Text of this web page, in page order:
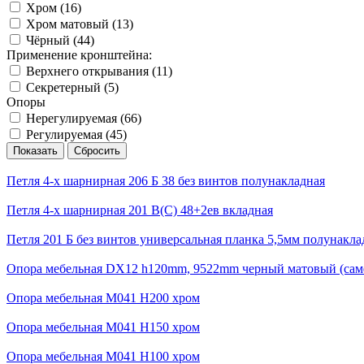
Хром (16)
Хром матовый (13)
Чёрный (44)
Применение кронштейна:
Верхнего открывания (11)
Секретерный (5)
Опоры
Нерегулируемая (66)
Регулируемая (45)
Петля 4-х шарнирная 206 Б 38 без винтов полунакладная
Петля 4-х шарнирная 201 В(С) 48+2ев вкладная
Петля 201 Б без винтов универсальная планка 5,5мм
Опора мебельная DX12 h120mm, 9522mm черный матовый
Опора мебельная М041 H200 хром
Опора мебельная М041 H150 хром
Опора мебельная М041 H100 хром